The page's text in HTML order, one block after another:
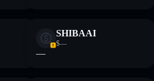
SHIBAAI
$—
—